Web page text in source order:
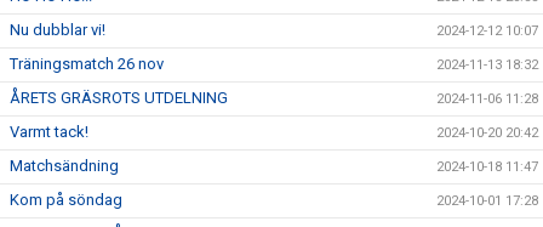
Nu dubblar vi! 2024-12-12 10:07
Träningsmatch 26 nov 2024-11-13 18:32
ÅRETS GRÄSROTS UTDELNING 2024-11-06 11:28
Varmt tack! 2024-10-20 20:42
Matchsändning 2024-10-18 11:47
Kom på söndag 2024-10-01 17:28